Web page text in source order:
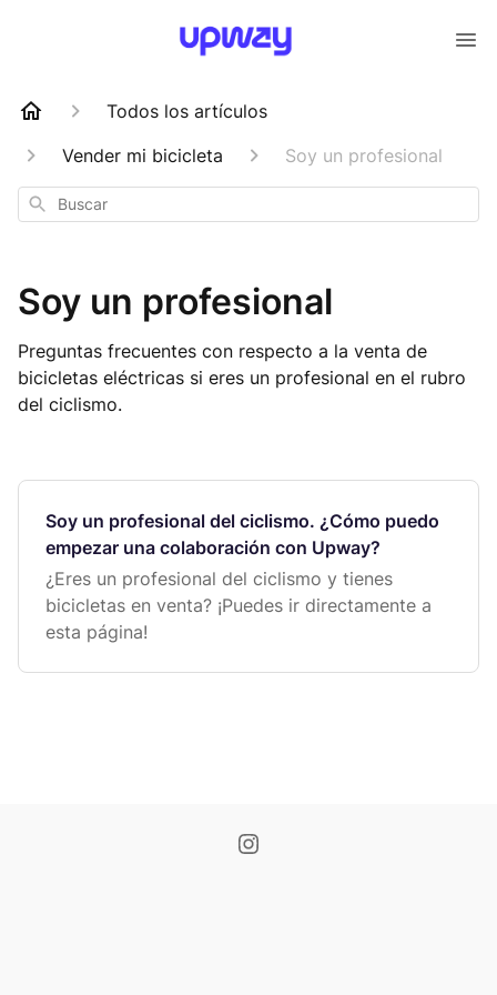
Todos los artículos
Vender mi bicicleta
Soy un profesional
Buscar
Soy un profesional
Preguntas frecuentes con respecto a la venta de
bicicletas eléctricas si eres un profesional en el rubro
del ciclismo.
Soy un profesional del ciclismo. ¿Cómo puedo
empezar una colaboración con Upway?
¿Eres un profesional del ciclismo y tienes
bicicletas en venta? ¡Puedes ir directamente a
esta página!